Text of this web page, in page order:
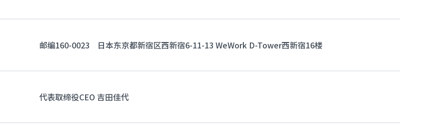
邮编160-0023 日本东京都新宿区西新宿6-11-13 WeWork D-Tower西新宿16楼
代表取缔役CEO 吉田佳代